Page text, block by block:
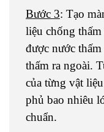
Bước 3: Tạo
liệu chống
được nước
thấm ra ngoài.
của từng vật
phủ bao nhiêu
chuẩn.